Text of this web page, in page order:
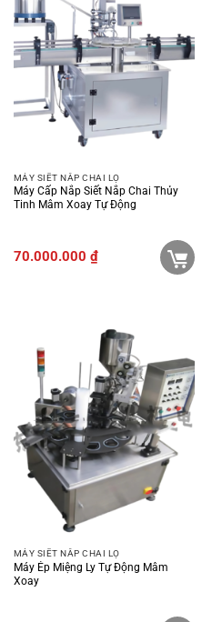
MÁY SIẾT NẮP CHAI LỌ
Máy Cấp Nắp Siết Nắp Chai Thủy
Tinh Mâm Xoay Tự Động
70.000.000 ₫
MÁY SIẾT NẮP CHAI LỌ
Máy Ép Miệng Ly Tự Động Mâm
Xoay